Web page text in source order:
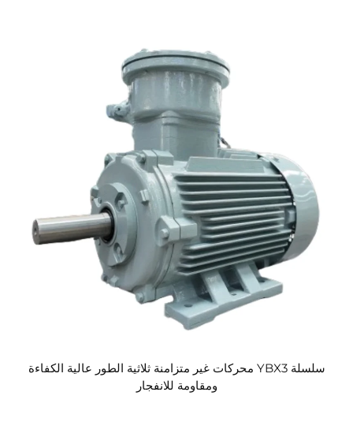
سلسلة YBX3 محركات غير متزامنة ثلاثية الطور عالية الكفاءة
ومقاومة للانفجار